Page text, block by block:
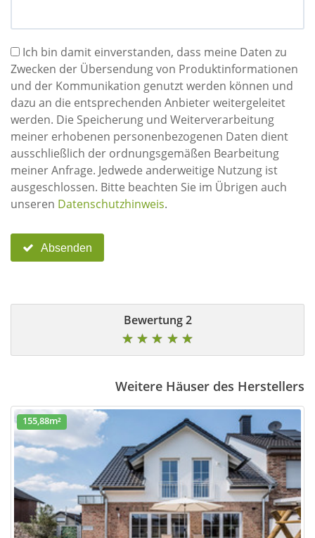
Ich bin damit einverstanden, dass meine Daten zu
Zwecken der Übersendung von Produktinformationen
und der Kommunikation genutzt werden können und
dazu an die entsprechenden Anbieter weitergeleitet
werden. Die Speicherung und Weiterverarbeitung
meiner erhobenen personenbezogenen Daten dient
ausschließlich der ordnungsgemäßen Bearbeitung
meiner Anfrage. Jedwede anderweitige Nutzung ist
ausgeschlossen. Bitte beachten Sie im Übrigen auch
unseren Datenschutzhinweis.
Absenden
2 Bewertung
★
★
★
★
★
Weitere Häuser des Herstellers
155,88m²